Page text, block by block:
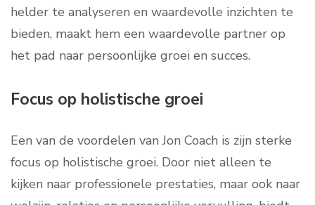
helder te analyseren en waardevolle inzichten te
bieden, maakt hem een waardevolle partner op
het pad naar persoonlijke groei en succes.
Focus op holistische groei
Een van de voordelen van Jon Coach is zijn sterke
focus op holistische groei. Door niet alleen te
kijken naar professionele prestaties, maar ook naar